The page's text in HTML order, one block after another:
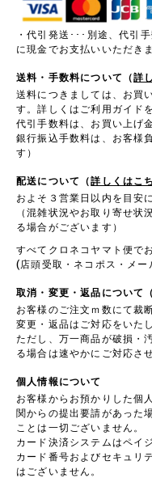
・代引発送･･･別途、代引
に現金でお支払いいただき
送料・手数料について（詳
送料につきましては、お買
す。詳しくはご利用ガイド
代引手数料は、お買い上げ
銀行振込手数料は、お客様
す）
配送について（詳しくはこ
およそ３営業日以内を目安
（混雑状況やお取り寄せ状
る場合がございます）
すべてクロネコヤマト便で
(店頭受取・ネコポス・メー
取消・変更・返品について（
お客様のご注文ｍ数にて裁
変更・返品はご対応をいた
ただし、万一商品が破損・
る場合は速やかにご対応さ
個人情報について
お客様からお預かりした個
関からの提出要請があった
ことは一切ございません。
カード決済システムはペイ
カード番号およびセキュリ
はございません。